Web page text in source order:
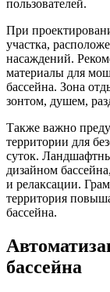
пользователей.
При
участка,
насаждений.
материалы для
бассейна. Зона
зонтом, душем,
Также важно
территории для
суток.
дизайном
и релаксации.
территория
бассейна.
бассейна